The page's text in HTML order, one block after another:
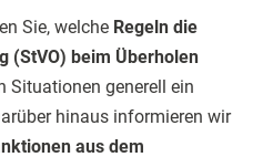
Sie, welche Regeln die
(StVO) beim Überholen
Situationen generell ein
hinaus informieren wir
aus dem